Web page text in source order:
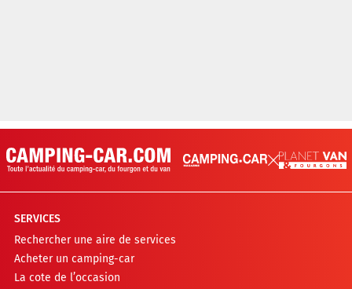
SERVICES
Rechercher une aire de services
Acheter un camping-car
La cote de l’occasion